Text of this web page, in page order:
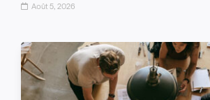
Août 5, 2026